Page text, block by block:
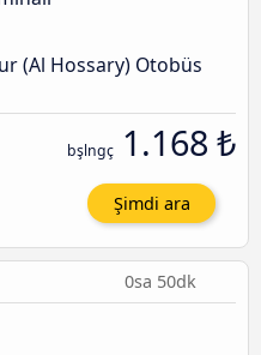
(Al Hossary) Otobüs
bşlngç 1.168 ₺
Şimdi ara
0sa 50dk